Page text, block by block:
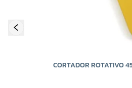
CORTADOR ROTATIVO